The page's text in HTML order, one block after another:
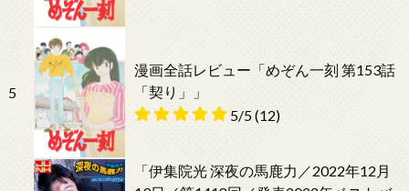
5
漫画全話レビュー「めぞん一刻 第153話
「契り」」
5/5(12)
「伊集院光 深夜の馬鹿力／2022年12月